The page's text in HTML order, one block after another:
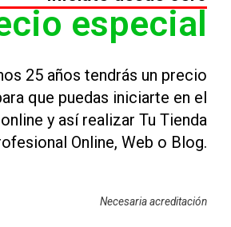
especial
25 años tendrás un precio
que puedas iniciarte en el
y así realizar Tu Tienda
Online, Web o Blog.
Necesaria acreditación